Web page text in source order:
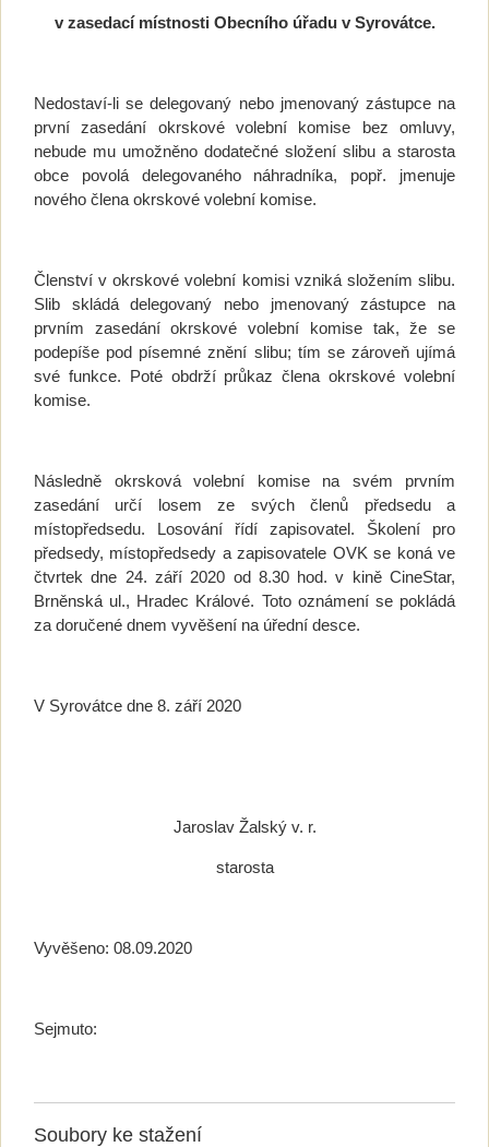
v zasedací místnosti Obecního úřadu v Syrovátce.
Nedostaví-li se delegovaný nebo jmenovaný zástupce na
první zasedání okrskové volební komise bez omluvy,
nebude mu umožněno dodatečné složení slibu a starosta
obce povolá delegovaného náhradníka, popř. jmenuje
nového člena okrskové volební komise.
Členství v okrskové volební komisi vzniká složením slibu.
Slib skládá delegovaný nebo jmenovaný zástupce na
prvním zasedání okrskové volební komise tak, že se
podepíše pod písemné znění slibu; tím se zároveň ujímá
své funkce. Poté obdrží průkaz člena okrskové volební
komise.
Následně okrsková volební komise na svém prvním
zasedání určí losem ze svých členů předsedu a
místopředsedu. Losování řídí zapisovatel. Školení pro
předsedy, místopředsedy a zapisovatele OVK se koná ve
čtvrtek dne 24. září 2020 od 8.30 hod. v kině CineStar,
Brněnská ul., Hradec Králové. Toto oznámení se pokládá
za doručené dnem vyvěšení na úřední desce.
V Syrovátce dne 8. září 2020
Jaroslav Žalský v. r.
starosta
Vyvěšeno: 08.09.2020
Sejmuto:
Soubory ke stažení